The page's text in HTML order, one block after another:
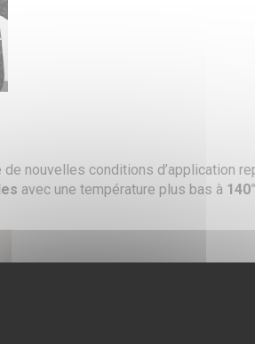
de nouvelles conditions d’application
avec une température plus bas à